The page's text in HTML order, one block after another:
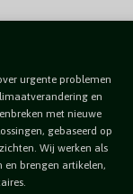
urgente problemen
en
met nieuwe
gebaseerd op
Wij werken als
brengen artikelen,